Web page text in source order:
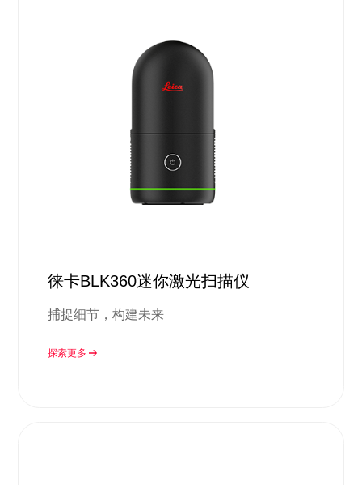
徕卡BLK360迷你激光扫描仪
捕捉细节，构建未来
探索更多